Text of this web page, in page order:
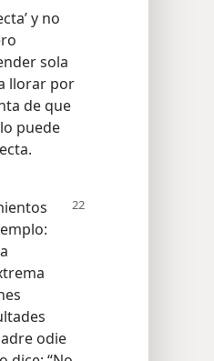
y no
sola
llorar por
de que
puede
odie